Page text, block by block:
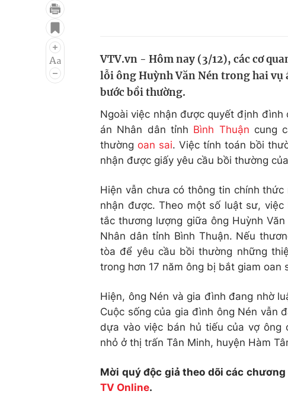
Điện ảnh
Âm nhạc
Làm đẹp
Chất lượng cuộc sống
VTV.vn - Hôm nay (3/12), các cơ
lỗi ông Huỳnh Văn Nén trong hai vụ
bước bồi thường.
Ngoài việc nhận được quyết định đình
án Nhân dân tỉnh Bình Thuận cung
thường oan sai. Việc tính toán bồi
nhận được giấy yêu cầu bồi thường
Hiện vẫn chưa có thông tin chính
nhận được. Theo một số luật sư,
tắc thương lượng giữa ông Huỳnh
Nhân dân tỉnh Bình Thuận. Nếu
tòa để yêu cầu bồi thường những
trong hơn 17 năm ông bị bắt giam oan
Hiện, ông Nén và gia đình đang nhờ
Cuộc sống của gia đình ông Nén vẫn
dựa vào việc bán hủ tiếu của vợ ông
nhỏ ở thị trấn Tân Minh, huyện Hàm
Mời quý độc giả theo dõi các
TV Online.